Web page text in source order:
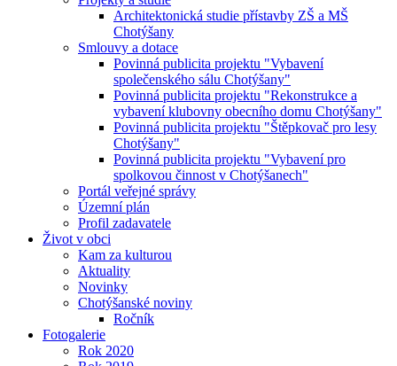
Architektonická studie přístavby ZŠ a MŠ
Chotýšany
Smlouvy a dotace
Povinná publicita projektu "Vybavení
společenského sálu Chotýšany"
Povinná publicita projektu "Rekonstrukce a
vybavení klubovny obecního domu Chotýšany"
Povinná publicita projektu "Štěpkovač pro lesy
Chotýšany"
Povinná publicita projektu "Vybavení pro
spolkovou činnost v Chotýšanech"
Portál veřejné správy
Územní plán
Profil zadavatele
Život v obci
Kam za kulturou
Aktuality
Novinky
Chotýšanské noviny
Ročník
Fotogalerie
Rok 2020